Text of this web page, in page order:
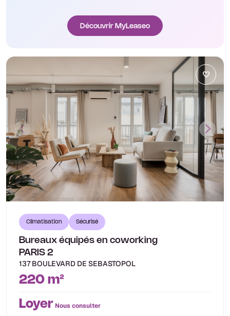
Découvrir MyLeaseo
Climatisation Sécurisé
Bureaux équipés en coworking
PARIS 2
137 BOULEVARD DE SEBASTOPOL
220 m²
Loyer Nous consulter